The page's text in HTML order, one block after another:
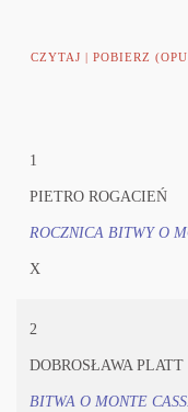
CZYTAJ | POBIERZ
1
PIETRO ROGACIEŃ
ROCZNICA BITWY O
X
2
DOBROSŁAWA PLATT
BITWA O MONTE